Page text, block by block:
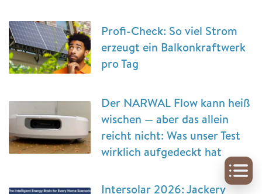
Profi-Check: So viel Strom
erzeugt ein Balkonkraftwerk
pro Tag
Der NARWAL Flow kann heiß
wischen — aber das allein
reicht nicht: Was unser Test
wirklich aufgedeckt hat
Intersolar 2026: Jackery